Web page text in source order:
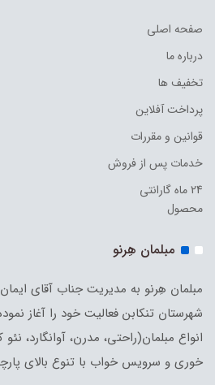
صفحه اصلی
درباره ما
تخفیف ها
پرداخت آفلاین
قوانین و مقررات
خدمات پس از فروش
24 ماه گارانتی
محصول
مبلمان هِرنو
شهرستان تنکابن فعالیت خود را آغاز
انواع مبلمان(راحتی، مدرن، آوانگارد،
خوری و سرویس خواب با تنوع بالای